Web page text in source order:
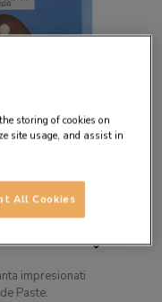
impresionati
Paste.
storing of cookies on
site usage, and assist in
All Cookies